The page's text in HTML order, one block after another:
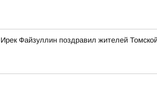
Файзуллин поздравил жителей